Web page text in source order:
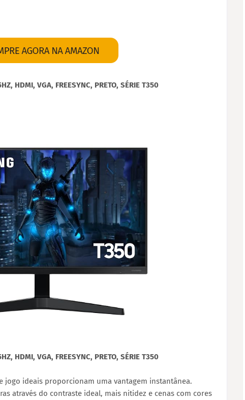
HDMI, VGA, FREESYNC, PRETO, SÉRIE T350
HDMI, VGA, FREESYNC, PRETO, SÉRIE T350
jogo ideais proporcionam uma vantagem instantânea.
através do contraste ideal, mais nitidez e cenas com cores